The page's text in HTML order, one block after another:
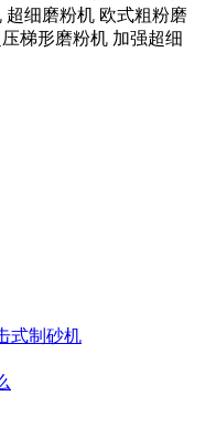
细磨粉机 欧式粗粉磨
梯形磨粉机 加强超细
式制砂机